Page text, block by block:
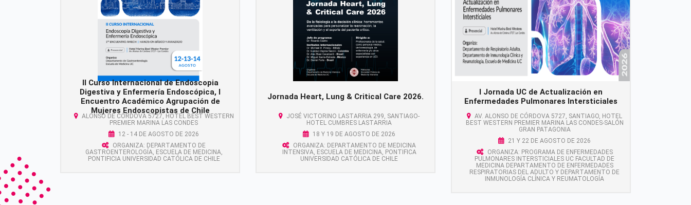
II Curso Internacional de Endoscopia
Digestiva y Enfermería Endoscópica, I
Encuentro Académico Agrupación de
Mujeres Endoscopistas de Chile
ALONSO DE CÓRDOVA 5727, HOTEL BEST WESTERN
PREMIER MARINA LAS CONDES
12 - 14 DE AGOSTO DE 2026
ORGANIZA: DEPARTAMENTO DE
GASTROENTEROLOGÍA, ESCUELA DE MEDICINA,
PONTIFICIA UNIVERSIDAD CATÓLICA DE CHILE
Jornada Heart, Lung & Critical Care 2026.
JOSÉ VICTORINO LASTARRIA 299, SANTIAGO-
HOTEL CUMBRES LASTARRIA
18 Y 19 DE AGOSTO DE 2026
ORGANIZA: DEPARTAMENTO DE MEDICINA
INTENSIVA, ESCUELA DE MEDICINA, PONTIFICA
UNIVERSIDAD CATÓLICA DE CHILE
I Jornada UC de Actualización en
Enfermedades Pulmonares Intersticiales
AV. ALONSO DE CÓRDOVA 5727, SANTIAGO, HOTEL
BEST WESTERN PREMIER MARINA LAS CONDES-SALÓN
GRAN PATAGONIA
21 Y 22 DE AGOSTO DE 2026
ORGANIZA: PROGRAMA DE ENFERMEDADES
PULMONARES INTERSTICIALES UC FACULTAD DE
MEDICINA DEPARTAMENTO DE ENFERMEDADES
RESPIRATORIAS DEL ADULTO Y DEPARTAMENTO DE
INMUNOLOGÍA CLÍNICA Y REUMATOLOGÍA